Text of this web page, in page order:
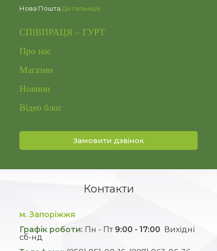
Нова Пошта Детальніше…
СПІВПРАЦЯ – ГУРТ
Про нас
Магазин
Новини
Відео блог
Замовити дзвінок
Контакти
м. Запоріжжя
Графік роботи: Пн - Пт 9:00 - 17:00 Вихідні
сб-нд